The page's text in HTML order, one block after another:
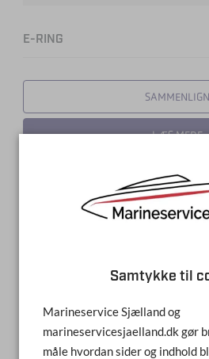
E-RING
SAMMENLIGN
LÆS MERE
Samtykke til
Marineservice Sjælland og
marineservicesjaelland.dk gør
måle hvordan sider og indhold